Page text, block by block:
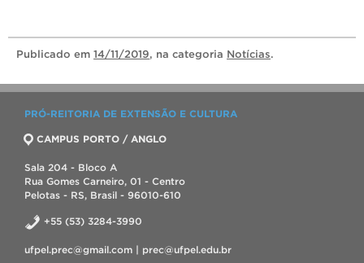
Publicado em 14/11/2019, na categoria Notícias.
PRÓ-REITORIA DE EXTENSÃO E CULTURA
CAMPUS PORTO / ANGLO
Sala 204 - Bloco A
Rua Gomes Carneiro, 01 - Centro
Pelotas - RS, Brasil - 96010-610
+55 (53) 3284-3990
ufpel.prec@gmail.com | prec@ufpel.edu.br